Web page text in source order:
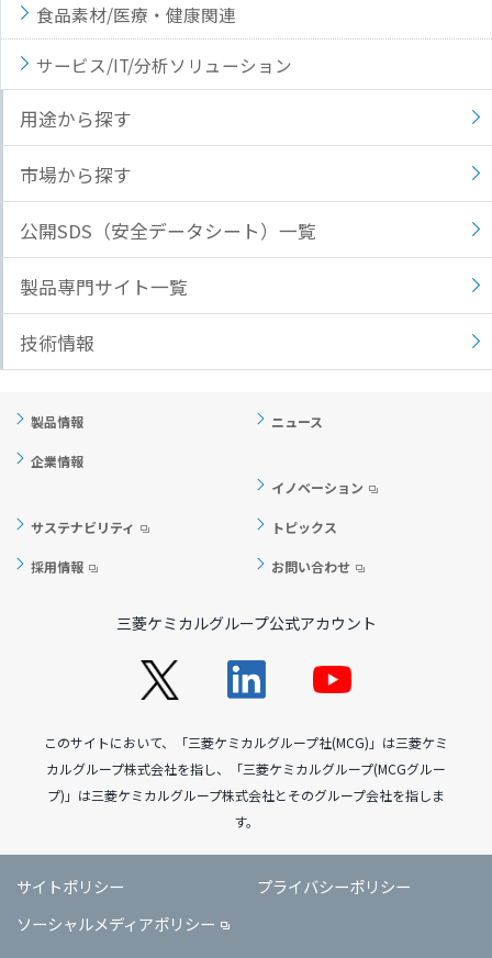
食品素材/医療・健康関連
サービス/IT/分析ソリューション
用途から探す
市場から探す
公開SDS（安全データシート）一覧
製品専門サイト一覧
技術情報
製品情報 ニュース
企業情報
イノベーション
サステナビリティ トピックス
採用情報 お問い合わせ
三菱ケミカルグループ公式アカウント
このサイトにおいて、「三菱ケミカルグループ社(MCG)」は三菱ケミ
カルグループ株式会社を指し、「三菱ケミカルグループ(MCGグルー
プ)」は三菱ケミカルグループ株式会社とそのグループ会社を指しま
す。
サイトポリシー
プライバシーポリシー
ソーシャルメディアポリシー